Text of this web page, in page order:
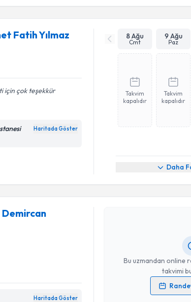
Fatih Yılmaz
için çok teşekkür
Haritada Göster
8 Ağu
Cmt
9 Ağu
Paz
Takvim
kapalıdır
Takvim
kapalıdır
Daha
Haritada Göster
Bu uzmandan online
takvimi
Randevu Takvimi Talebi
Prof. Dr. Sabri Demircan
Kişisel verilerimin